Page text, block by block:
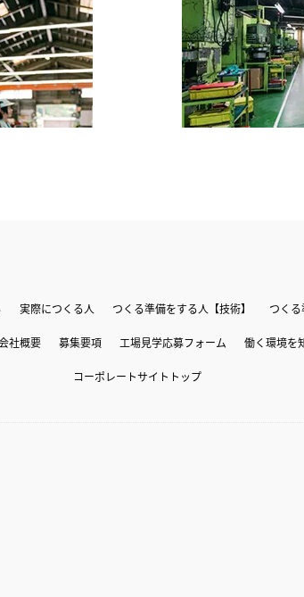
実際につくる人 つくる準備をする人【技術】 つくる
社概要 募集要項 工場見学応募フォーム 働く環境を
コーポレートサイトトップ